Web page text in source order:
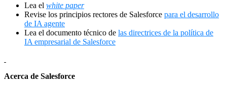
Lea el white paper
Revise los principios rectores de Salesforce para el desarrollo
de IA agente
Lea el documento técnico de las directrices de la política de
IA empresarial de Salesforce
Acerca de Salesforce